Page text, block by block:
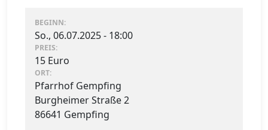
BEGINN:
So., 06.07.2025 - 18:00
PREIS:
15 Euro
ORT:
Pfarrhof Gempfing
Burgheimer Straße 2
86641 Gempfing